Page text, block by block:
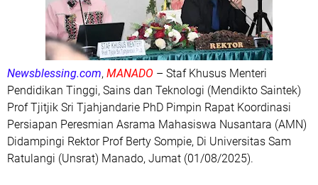
TNI
Talaud
ekonomi dan bisnis
kesehatan
populer
tutorial
viral
Newsblessing.com, MANADO – Staf Khusus Menteri
Pendidikan Tinggi, Sains dan Teknologi (Mendikto Saintek)
Prof Tjitjik Sri Tjahjandarie PhD Pimpin Rapat Koordinasi
Persiapan Peresmian Asrama Mahasiswa Nusantara (AMN)
Didampingi Rektor Prof Berty Sompie, Di Universitas Sam
Ratulangi (Unsrat) Manado, Jumat (01/08/2025).